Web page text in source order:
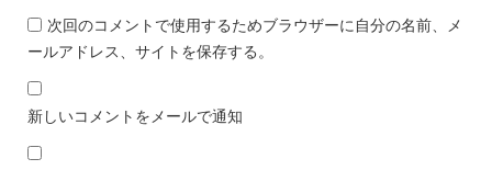
次回のコメントで使用するためブラウザーに自分の名前、メ
ールアドレス、サイトを保存する。
新しいコメントをメールで通知